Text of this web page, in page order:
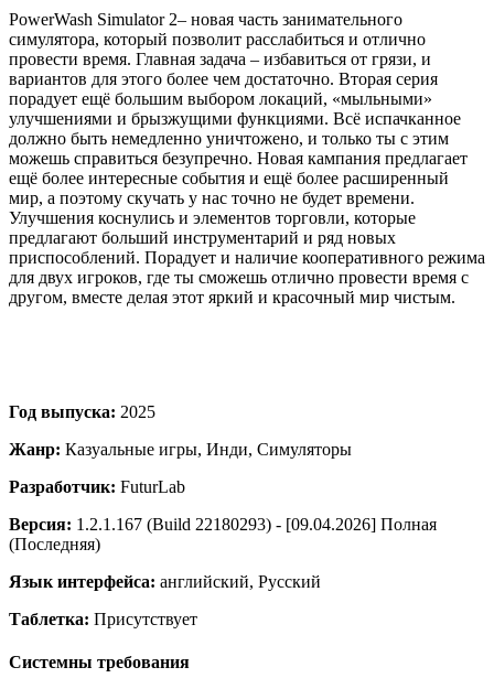
PowerWash Simulator 2– новая часть занимательного
симулятора, который позволит расслабиться и отлично
провести время. Главная задача – избавиться от грязи, и
вариантов для этого более чем достаточно. Вторая серия
порадует ещё большим выбором локаций, «мыльными»
улучшениями и брызжущими функциями. Всё испачканное
должно быть немедленно уничтожено, и только ты с этим
можешь справиться безупречно. Новая кампания предлагает
ещё более интересные события и ещё более расширенный
мир, а поэтому скучать у нас точно не будет времени.
Улучшения коснулись и элементов торговли, которые
предлагают больший инструментарий и ряд новых
приспособлений. Порадует и наличие кооперативного режима
для двух игроков, где ты сможешь отлично провести время с
другом, вместе делая этот яркий и красочный мир чистым.
Год выпуска: 2025
Жанр: Казуальные игры, Инди, Симуляторы
Разработчик: FuturLab
Версия: 1.2.1.167 (Build 22180293) - [09.04.2026] Полная
(Последняя)
Язык интерфейса: английский, Русский
Таблетка: Присутствует
Системны требования